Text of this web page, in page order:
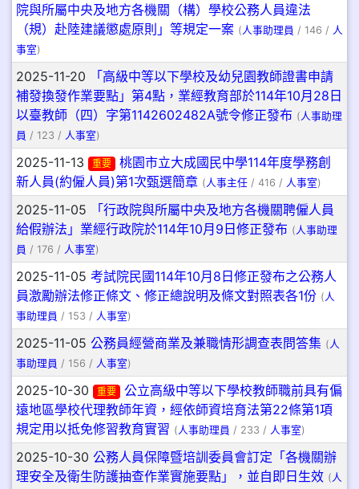
院與所屬中央及地方各機關（構）學校公務人員違法
（規）赴陸建議懲處原則」等規定一案 ( 人事助理員 / 146 / 人
事室)
2025-11-20
「高級中等以下學校及幼兒園教師證書申請
補發換發作業要點」第4點，業經教育部於114年10月28日
以臺教師（四）字第1142602482A號令修正發布 ( 人事助理
員 / 123 / 人事室)
2025-11-13 重要
桃園市立大成國民中學114年度學務創
新人員(約僱人員)第1次甄選簡章 ( 人事主任 / 416 / 人事室)
2025-11-05
「行政院與所屬中央及地方各機關聘僱人員
給假辦法」業經行政院於114年10月9日修正發布 ( 人事助理
員 / 176 / 人事室)
2025-11-05 考試院民國114年10月8日修正發布之公務人
員激勵辦法修正條文、修正總說明及條文對照表各1份 ( 人
事助理員 / 153 / 人事室)
2025-11-05 公務員經營商業及兼職情形調查表問答集 ( 人
事助理員 / 156 / 人事室)
2025-10-30 重要
公立高級中等以下學校教師職前具有偏
遠地區學校代理教師年資，經依師資培育法第22條第1項
規定用以抵免修習教育實習 ( 人事助理員 / 233 / 人事室)
2025-10-30 公務人員保障暨培訓委員會訂定「各機關辦
理安全及衛生防護抽查作業實施要點」，並自即日生效 ( 人